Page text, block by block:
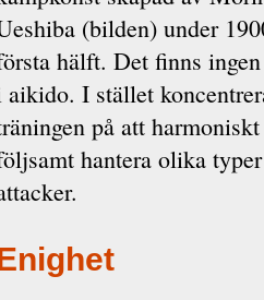
(bilden) under
hälft. Det finns
aikido. I stället
på att
hantera olika